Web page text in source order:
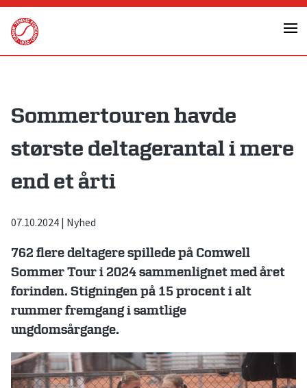
Skip
content
Sommertouren havde
største deltagerantal i mere
end et årti
07.10.2024 | Nyhed
762 flere deltagere spillede på Comwell
Sommer Tour i 2024 sammenlignet med året
forinden. Stigningen på 15 procent i alt
rummer fremgang i samtlige
ungdomsårgange.